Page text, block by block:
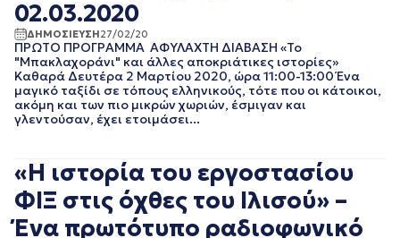
ΔΕΚΕΜΒΡΙΟΣ 2020
ΝΟΕΜΒΡΙΟΣ 2020
ΟΚΤΩΒΡΙΟΣ 2020
ΣΕΠΤΕΜΒΡΙΟΣ 2020
ΑΥΓΟΥΣΤΟΣ 2020
ΜΑΙΟΣ 2020
ΑΠΡΙΛΙΟΣ 2020
ΜΑΡΤΙΟΣ 2020
ΦΕΒΡΟΥΑΡΙΟΣ 2020
02.03.2020
ΔΗΜΟΣΙΕΥΣΗ27/02/20
ΠΡΩΤΟ ΠΡΟΓΡΑΜΜΑ ΑΦΥΛΑΧΤΗ ΔΙΑΒΑΣΗ «Το
"Μπακλαχοράνι" και άλλες αποκριάτικες ιστορίες»
Καθαρά Δευτέρα 2 Μαρτίου 2020, ώρα 11:00-13:00 Ένα
μαγικό ταξίδι σε τόπους ελληνικούς, τότε που οι κάτοικοι,
ακόμη και των πιο μικρών χωριών, έσμιγαν και
γλεντούσαν, έχει ετοιμάσει...
«Η ιστορία του εργοστασίου
ΦΙΞ στις όχθες του Ιλισού» –
Ένα πρωτότυπο ραδιοφωνικό